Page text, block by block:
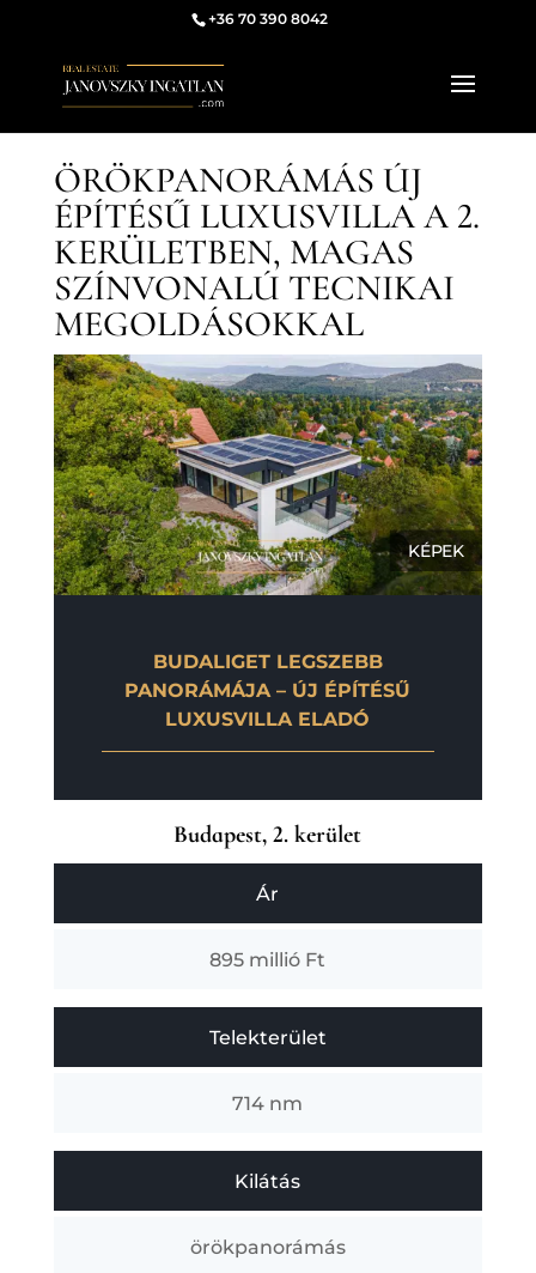
+36 70 390 8042
ÖRÖKPANORÁMÁS ÚJ
ÉPÍTÉSŰ LUXUSVILLA A 2.
KERÜLETBEN, MAGAS
SZÍNVONALÚ TECNIKAI
MEGOLDÁSOKKAL
KÉPEK
BUDALIGET LEGSZEBB
PANORÁMÁJA – ÚJ ÉPÍTÉSŰ
LUXUSVILLA ELADÓ
Budapest, 2. kerület
Ár
895 millió Ft
Telekterület
714 nm
Kilátás
örökpanorámás